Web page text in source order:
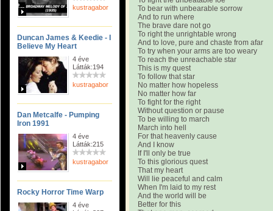
kustragabor
Duncan James & Keedie - I
Believe My Heart
4 éve
Látták:194
kustragabor
Dan Metcalfe - Pumping
Iron 1991
4 éve
Látták:215
kustragabor
Rocky Horror Time Warp
4 éve
To bear with unbearable sorrow
And to run where
The brave dare not go
To right the unrightable wrong
And to love, pure and chaste from afar
To try when your arms are too weary
To reach the unreachable star
This is my quest
To follow that star
No matter how hopeless
No matter how far
To fight for the right
Without question or pause
To be willing to march
March into hell
For that heavenly cause
And I know
If I'll only be true
To this glorious quest
That my heart
Will lie peaceful and calm
When I'm laid to my rest
And the world will be
Better for this